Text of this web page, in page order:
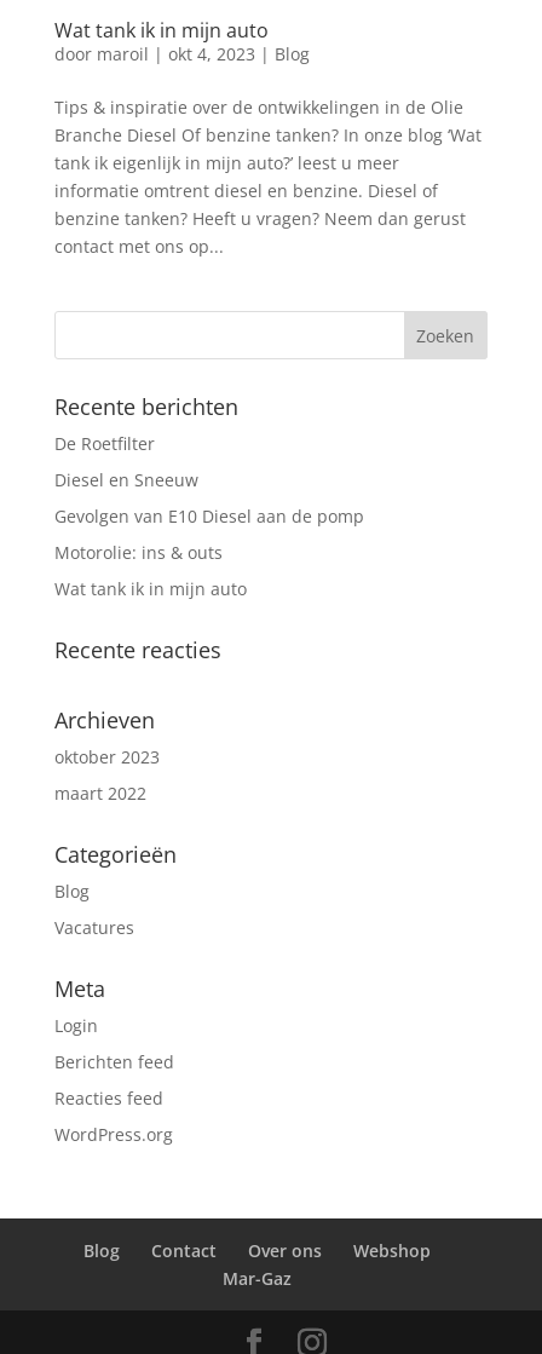
Wat tank ik in mijn auto
door maroil | okt 4, 2023 | Blog
Tips & inspiratie over de ontwikkelingen in de Olie
Branche Diesel Of benzine tanken? In onze blog ‘Wat
tank ik eigenlijk in mijn auto?’ leest u meer
informatie omtrent diesel en benzine. Diesel of
benzine tanken? Heeft u vragen? Neem dan gerust
contact met ons op...
Recente berichten
De Roetfilter
Diesel en Sneeuw
Gevolgen van E10 Diesel aan de pomp
Motorolie: ins & outs
Wat tank ik in mijn auto
Recente reacties
Archieven
oktober 2023
maart 2022
Categorieën
Blog
Vacatures
Meta
Login
Berichten feed
Reacties feed
WordPress.org
Blog Contact Over ons
Webshop
Mar-Gaz